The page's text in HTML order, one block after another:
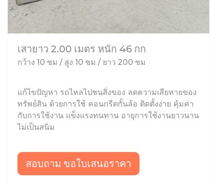
เสายาว 2.00 เมตร หนัก 46 กก
กว้าง 10 ซม / สูง 10 ซม / ยาว 200 ซม
แก้ไขปัญหา รถไหลไปชนสิ่งของ ลดความเสียหายของ
ทรัพย์สิน ด้วยการใช้ คอนกรีตกั้นล้อ ติดตั้งง่าย คุ้มค่า
กับการใช้งาน แข็งแรงทนทาน อายุการใช้งานยาวนาน
ไม่เป็นสนิม
สอบถาม ขอใบเสนอราคา